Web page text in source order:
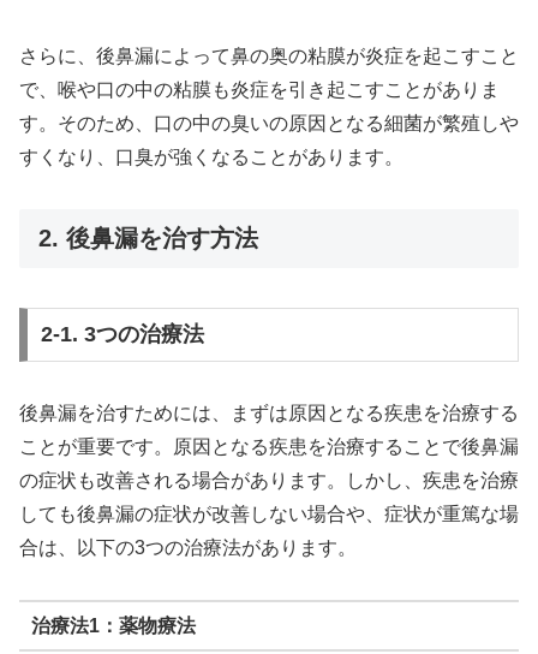
さらに、後鼻漏によって鼻の奥の粘膜が炎症を起こすこと
で、喉や口の中の粘膜も炎症を引き起こすことがありま
す。そのため、口の中の臭いの原因となる細菌が繁殖しや
すくなり、口臭が強くなることがあります。
2. 後鼻漏を治す方法
2-1. 3つの治療法
後鼻漏を治すためには、まずは原因となる疾患を治療する
ことが重要です。原因となる疾患を治療することで後鼻漏
の症状も改善される場合があります。しかし、疾患を治療
しても後鼻漏の症状が改善しない場合や、症状が重篤な場
合は、以下の3つの治療法があります。
治療法1：薬物療法